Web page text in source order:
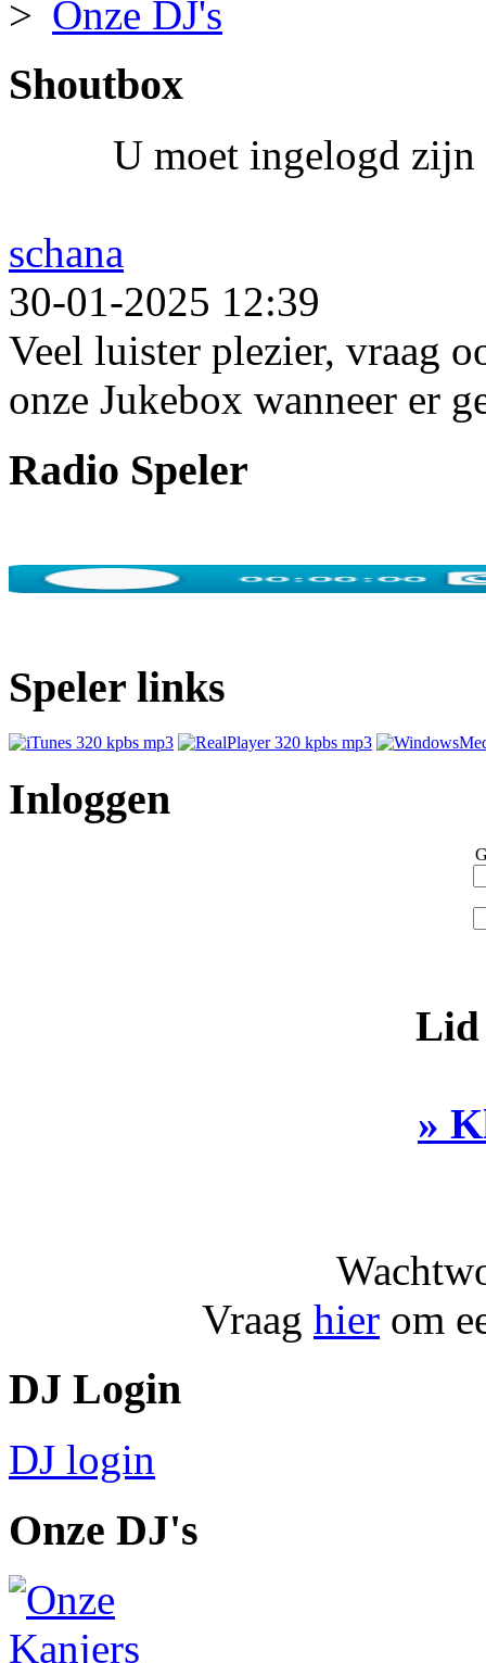
Onze DJ's
Shoutbox
U moet ingelogd zijn
schana
30-01-2025 12:39
Veel luister plezier, vraag
onze Jukebox wanneer er
Radio Speler
Speler links
Inloggen
Lid
»
Vraag hier om
DJ Login
DJ login
Onze DJ's